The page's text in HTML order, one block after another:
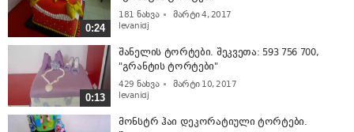
0:24
181 ნახვა
მარტი 4, 2017
levanidj
0:13
შანელის ტორტები. შეკვეთა: 593 756 700,
"გრანტის ტორტები"
429 ნახვა
მარტი 10, 2017
levanidj
მონსტრ ჰაი დეკორატიული ტორტები.